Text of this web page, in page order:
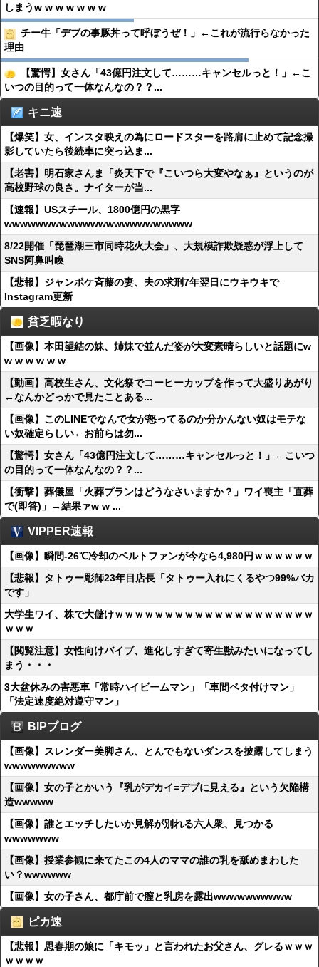
しまうw w w w w w w
チー牛「デブの事豚丼って呼ぼうぜ！」←これが流行らなかった
理由
【驚愕】女さん「43億円注文して………キャンセルっと！」←こ
いつの目的って一体なんなの？？...
キニ速
【爆笑】女、インスタ映えの為にロードスターを路肩に止めて記念撮
影していたら後続車に突っ込ま...
【老害】明石家さんま「炎天下で『こいつら大変やなぁ』というのが
高校野球の良さ。ナイターが当...
【速報】USスチール、1800億円の黒字
wwwwwwwwwwwwwwwwwwwwwwww
8/22開催「琵琶湖三市同時花火大会」、大規模詐欺疑惑が浮上して
SNS阿鼻叫喚
【悲報】ジャンポケ斉藤の妻、夫の求刑7年翌日にウキウキで
Instagram更新
貧乏暇なり
【画像】本田望結の妹、姉妹で並んだ姿が大変素晴らしいと話題にw
w w w w w w
【動画】高校生さん、文化祭でコーヒーカップを作って大盛りあがり
←なんかどっかで見たことある...
【画像】このLINEでなんで女が怒ってるのか分かんない奴はモテな
い奴確定らしい←お前らは勿...
【驚愕】女さん「43億円注文して………キャンセルっと！」←こいつ
の目的って一体なんなの？？...
【衝撃】葬儀屋「火葬プランはどうなさいますか？」ワイ喪主「直葬
で(即答)」→結果ァw w ...
VIPPER速報
【画像】瞬間-26℃冷却のベルトファンが今なら4,980円ｗｗｗｗｗｗ
【悲報】タトゥー彫師23年目店長「タトゥー入れにくるやつ99%バカ
です」
大学生ワイ、株で大儲けｗｗｗｗｗｗｗｗｗｗｗｗｗｗｗｗｗｗｗｗ
ｗｗｗ
【閲覧注意】女性向けバイブ、進化しすぎて寄生獣みたいになってし
まう・・・
3大盆休みの害悪車「常時ハイビームマン」「車間ベタ付けマン」
「法定速度絶対遵守マン」
BIPブログ
【画像】スレンダー美脚さん、とんでもないダンスを披露してしまう
wwwwwwwww
【画像】女の子とかいう『乳がデカイ=デブに見える』という欠陥構
造wwwww
【画像】誰とエッチしたいか見解が別れる六人衆、見つかる
wwwwwww
【画像】授業参観に来てたこの4人のママの誰の乳を舐めまわした
い？wwwwww
【画像】女の子さん、都庁前で膣と乳房を露出wwwwwwwwww
ピカ速
【悲報】思春期の娘に「キモッ」と言われたお父さん、グレるｗｗｗ
ｗｗｗｗ